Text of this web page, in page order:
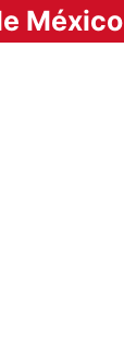
México